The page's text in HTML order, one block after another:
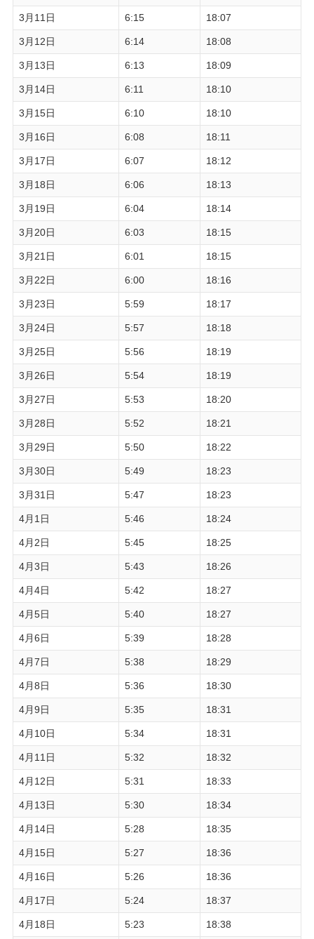
3月11日 6:15 18:07
3月12日 6:14 18:08
3月13日 6:13 18:09
3月14日 6:11 18:10
3月15日 6:10 18:10
3月16日 6:08 18:11
3月17日 6:07 18:12
3月18日 6:06 18:13
3月19日 6:04 18:14
3月20日 6:03 18:15
3月21日 6:01 18:15
3月22日 6:00 18:16
3月23日 5:59 18:17
3月24日 5:57 18:18
3月25日 5:56 18:19
3月26日 5:54 18:19
3月27日 5:53 18:20
3月28日 5:52 18:21
3月29日 5:50 18:22
3月30日 5:49 18:23
3月31日 5:47 18:23
4月1日 5:46 18:24
4月2日 5:45 18:25
4月3日 5:43 18:26
4月4日 5:42 18:27
4月5日 5:40 18:27
4月6日 5:39 18:28
4月7日 5:38 18:29
4月8日 5:36 18:30
4月9日 5:35 18:31
4月10日 5:34 18:31
4月11日 5:32 18:32
4月12日 5:31 18:33
4月13日 5:30 18:34
4月14日 5:28 18:35
4月15日 5:27 18:36
4月16日 5:26 18:36
4月17日 5:24 18:37
4月18日 5:23 18:38